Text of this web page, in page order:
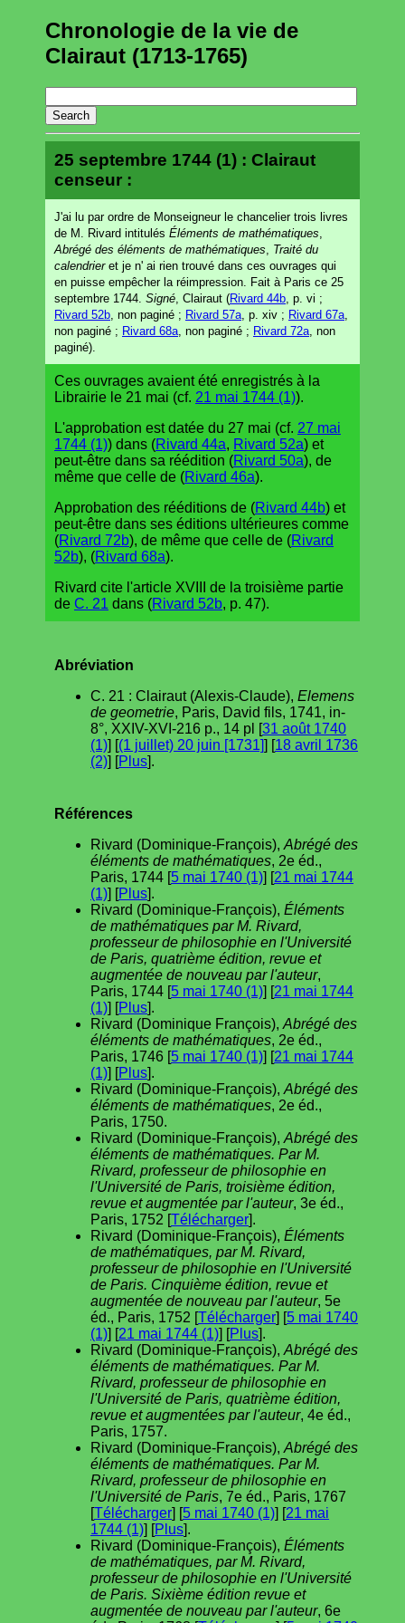
Chronologie de la vie de
Clairaut (1713-1765)
25 septembre 1744 (1) : Clairaut
censeur :
J'ai lu par ordre de Monseigneur le chancelier trois livres
de M. Rivard intitulés Éléments de mathématiques
Abrégé des éléments de mathématiques
Traité du
calendrieret je n' ai rien trouvé dans ces ouvrages qui
en puisse empêcher la réimpression. Fait à Paris ce 25
septembre 1744. Signé , Clairaut (Rivard 44b , p. vi ;
Rivard 52b , non paginé ; Rivard 57a , p. xiv ; Rivard 67a
non paginé ; Rivard 68a , non paginé ; Rivard 72a , non
paginé).
Ces ouvrages avaient été enregistrés à la
Librairie le 21 mai (cf. 21 mai 1744 (1)).
L'approbation est datée du 27 mai (cf. 27 mai
1744 (1)) dans (Rivard 44a, Rivard 52a) et
peut-être dans sa réédition (Rivard 50a), de
même que celle de (Rivard 46a).
Approbation des rééditions de (Rivard 44b) et
peut-être dans ses éditions ultérieures comme
(Rivard 72b), de même que celle de (Rivard
52b), (Rivard 68a).
Rivard cite l'article XVIII de la troisième partie
de C. 21 dans (Rivard 52b, p. 47).
Abréviation
C. 21 : Clairaut (Alexis-Claude), Elemens
de geometrie, Paris, David fils, 1741, in-
8°, XXIV-XVI-216 p., 14 pl [31 août 1740
(1)] [(1 juillet) 20 juin [1731]] [18 avril 1736
(2)] [Plus].
Références
Rivard (Dominique-François), Abrégé des
éléments de mathématiques, 2e éd.,
Paris, 1744 [5 mai 1740 (1)] [21 mai 1744
(1)] [Plus].
Rivard (Dominique-François), Éléments
de mathématiques par M. Rivard,
professeur de philosophie en l'Université
de Paris, quatrième édition, revue et
augmentée de nouveau par l'auteur,
Paris, 1744 [5 mai 1740 (1)] [21 mai 1744
(1)] [Plus].
Rivard (Dominique François), Abrégé des
éléments de mathématiques, 2e éd.,
Paris, 1746 [5 mai 1740 (1)] [21 mai 1744
(1)] [Plus].
Rivard (Dominique-François), Abrégé des
éléments de mathématiques, 2e éd.,
Paris, 1750.
Rivard (Dominique-François), Abrégé des
éléments de mathématiques. Par M.
Rivard, professeur de philosophie en
l'Université de Paris, troisième édition,
revue et augmentée par l'auteur, 3e éd.,
Paris, 1752 [Télécharger].
Rivard (Dominique-François), Éléments
de mathématiques, par M. Rivard,
professeur de philosophie en l'Université
de Paris. Cinquième édition, revue et
augmentée de nouveau par l'auteur, 5e
éd., Paris, 1752 [Télécharger] [5 mai 1740
(1)] [21 mai 1744 (1)] [Plus].
Rivard (Dominique-François), Abrégé des
éléments de mathématiques. Par M.
Rivard, professeur de philosophie en
l'Université de Paris, quatrième édition,
revue et augmentées par l'auteur, 4e éd.,
Paris, 1757.
Rivard (Dominique-François), Abrégé des
éléments de mathématiques. Par M.
Rivard, professeur de philosophie en
l'Université de Paris, 7e éd., Paris, 1767
[Télécharger] [5 mai 1740 (1)] [21 mai
1744 (1)] [Plus].
Rivard (Dominique-François), Éléments
de mathématiques, par M. Rivard,
professeur de philosophie en l'Université
de Paris. Sixième édition revue et
augmentée de nouveau par l'auteur, 6e